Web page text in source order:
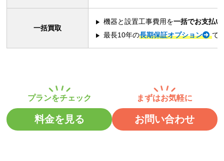
一括買取
機器と設置工事費用を一括でお支払い
最長10年の長期保証オプション で
料金を見る お問い合わせ